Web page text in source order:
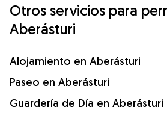
Otros servicios para
Aberásturi
Alojamiento en Aberásturi
Paseo en Aberásturi
Guardería de Día en Aberásturi